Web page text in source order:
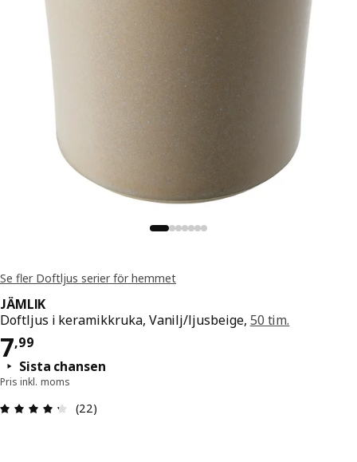
Se fler Doftljus serier för hemmet
JÄMLIK
Doftljus i keramikkruka, Vanilj/ljusbeige, 50 tim.
7,99
Pris 7,99
Sista chansen
Pris inkl. moms
Recension: 4.3 / 5 stjärnor. Totalt antal
(22)